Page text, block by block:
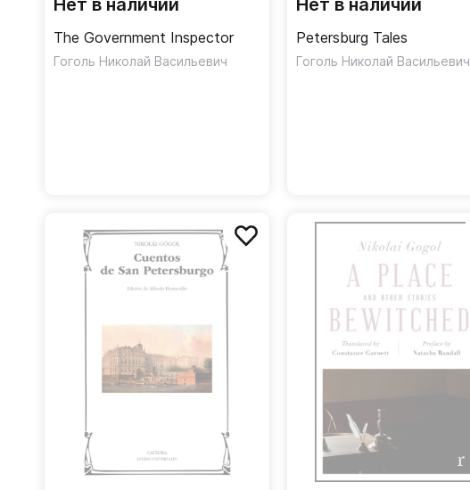
Нет в наличии
The Government Inspector
Гоголь Николай Васильевич
Нет в наличии
Petersburg Tales
Гоголь Николай Васильевич